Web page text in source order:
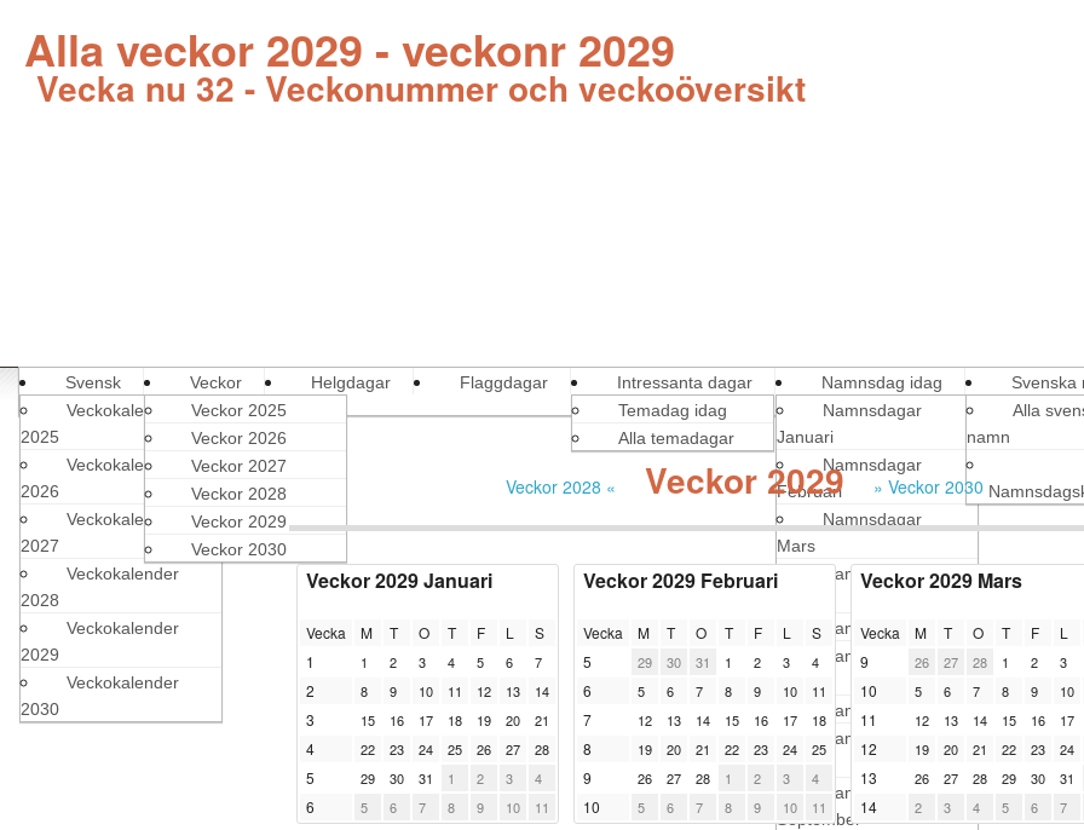
Alla veckor 2029 - veckonr 2029
Vecka nu 32 - Veckonummer och veckoöversikt
Svensk
Veckokalender
2025
Veckokalender
2026
Veckokalender
2027
Veckokalender
2028
Veckokalender
2029
Veckokalender
2030
Veckor
Veckor 2025
Veckor 2026
Veckor 2027
Veckor 2028
Veckor 2029
Veckor 2030
Helgdagar Flaggdagar
Intressanta dagar
Temadag idag
Alla temadagar
Namnsdag idag
Namnsdagar
Januari
Namnsdagar
Februari
Namnsdagar
Mars
Namnsdagar
Namnsdagar Maj
Namnsdagar
Namnsdagar Juli
Namnsdagar
Namnsdagar
September
Svenska
Alla
namn
Veckor 2028 « Veckor 2029 » Veckor 2030
Veckor 2029 Januari
Vecka M T O T F L
S
1
1 2 3 4 5 6 7
2 8 9 10 11 12 13 14
3 15 16 17 18 19 20 21
4 22 23 24 25 26 27 28
5 29 30 31 1 2 3 4
6 5 6 7 8 9 10 11
Veckor 2029 Februari
Vecka M T O T F L
S
5
29 30 31 1 2 3 4
6 5 6 7 8 9 10 11
7 12 13 14 15 16 17 18
8 19 20 21 22 23 24 25
9 26 27 28 1 2 3 4
10 5 6 7 8 9 10 11
Veckor 2029 Mars
Vecka M T O T F L
9
26 27 28 1 2 3
10 5 6 7 8 9 10
11 12 13 14 15 16 17
12 19 20 21 22 23 24
13 26 27 28 29 30 31
14 2 3 4 5 6 7